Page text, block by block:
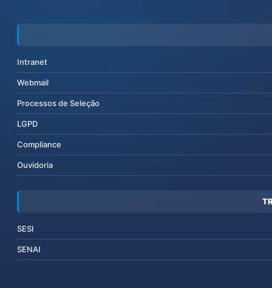
Intranet
Webmail
Processos de Seleção
LGPD
Compliance
Ouvidoria
SESI
SENAI